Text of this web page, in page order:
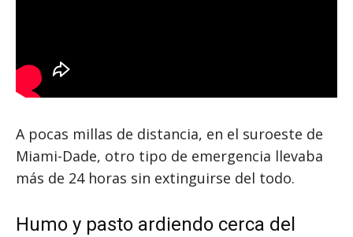
A pocas millas de distancia, en el suroeste de
Miami-Dade, otro tipo de emergencia llevaba
más de 24 horas sin extinguirse del todo.
Humo y pasto ardiendo cerca del